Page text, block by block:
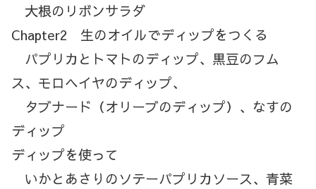
大根のリボンサラダ
Chapter2 生のオイルでディップをつくる
パプリカとトマトのディップ、黒豆のフム
ス、モロヘイヤのディップ、
タブナード（オリーブのディップ）、なすの
ディップ
ディップを使って
いかとあさりのソテーパプリカソース、青菜